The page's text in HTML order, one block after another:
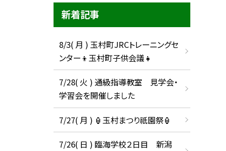
新着記事
8/3( 月 ) 玉村町JRCトレーニングセ
ンター👦玉村町子供会議👧
7/28( 火 ) 通級指導教室 見学会・
学習会を開催しました
7/27( 月 ) 🏮玉村まつり祇園祭🏮
7/26( 日 ) 臨海学校２日目 新潟